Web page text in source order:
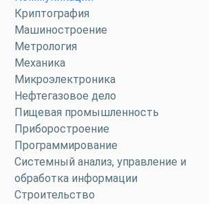
Криптография
Машиностроение
Метрология
Механика
Микроэлектроника
Нефтегазовое дело
Пищевая промышленность
Приборостроение
Программирование
Системный анализ, управление и
обработка информации
Строительство